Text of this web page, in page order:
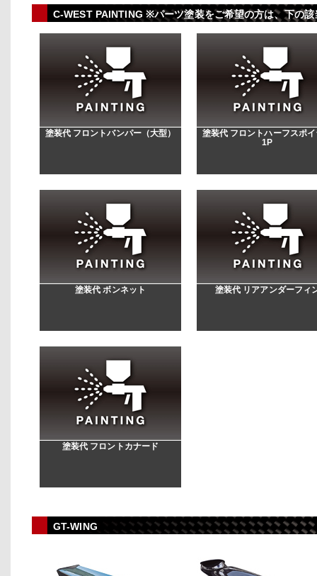
C-WEST PAINTING ※パーツ塗装をご希望の方は、下の
塗装代 フロントバンパー（大型）
塗装代 フロントハーフスポ
1P
塗装代 ボンネット 塗装代 リアアンダーフィ
塗装代 フロントカナード
GT-WING